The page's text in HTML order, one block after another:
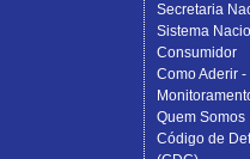
Secretaria
Sistema
Consumidor
Como Aderir -
Quem Somos
Código de